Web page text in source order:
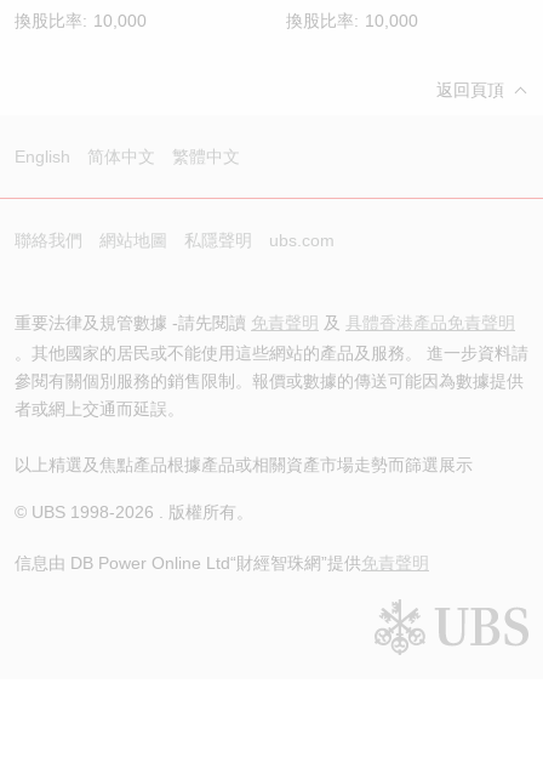
換股比率: 10,000
換股比率: 10,000
返回頁頂
English 简体中文 繁體中文
聯絡我們 網站地圖 私隱聲明 ubs.com
重要法律及規管數據 -請先閱讀 免責聲明 及 具體香港產品免責聲明
。其他國家的居民或不能使用這些網站的產品及服務。 進一步資料請
參閱有關個別服務的銷售限制。報價或數據的傳送可能因為數據提供
者或網上交通而延誤。
以上精選及焦點產品根據產品或相關資產市場走勢而篩選展示
© UBS 1998-2026 . 版權所有。
信息由 DB Power Online Ltd“財經智珠網”提供免責聲明